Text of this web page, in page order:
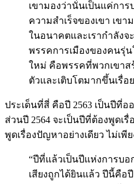
เขามองว่านั่นเป็นแค่การ
ความสำเร็จของเขา เข
ในอนาคตและเรากำลังจ
พรรคการเมืองของคนรุ่
ใหม่ คือพรรคที่พวกเขาส
ตัวและเติบโตมากขึ้นเรื่อ
ประเด็นที่สี่ คือปี 2563 เป็นปีที่อ
ส่วนปี 2564 จะเป็นปีที่ต้องพูดเรื่
พูดเรื่องปัญหาอย่างเดียว ไม่เพี
“ปีที่แล้วเป็นปีแห่งการบ
เสียงถูกได้ยินแล้ว ปีนี้คือ